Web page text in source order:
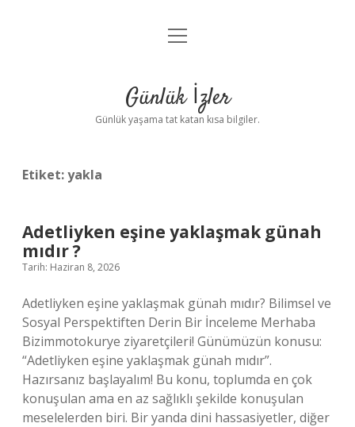
Anasayfa
Yasal Uyarı
menüyü
Günlük İzler
Günlük yaşama tat katan kısa bilgiler.
Etiket:yakla
Adetliyken eşine yaklaşmak günah
mıdır ?
Tarih: Haziran 8, 2026
Adetliyken eşine yaklaşmak günah mıdır? Bilimsel ve
Sosyal Perspektiften Derin Bir İnceleme Merhaba
Bizimmotokurye ziyaretçileri! Günümüzün konusu:
“Adetliyken eşine yaklaşmak günah mıdır”.
Hazırsanız başlayalım! Bu konu, toplumda en çok
konuşulan ama en az sağlıklı şekilde konuşulan
meselelerden biri. Bir yanda dini hassasiyetler, diğer